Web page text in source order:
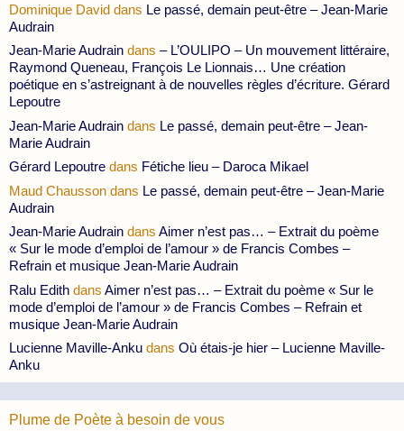
Dominique David dans Le passé, demain peut-être – Jean-Marie
Audrain
Jean-Marie Audrain dans – L’OULIPO – Un mouvement littéraire,
Raymond Queneau, François Le Lionnais… Une création
poétique en s’astreignant à de nouvelles règles d’écriture. Gérard
Lepoutre
Jean-Marie Audrain dans Le passé, demain peut-être – Jean-
Marie Audrain
Gérard Lepoutre dans Fétiche lieu – Daroca Mikael
Maud Chausson dans Le passé, demain peut-être – Jean-Marie
Audrain
Jean-Marie Audrain dans Aimer n’est pas… – Extrait du poème
« Sur le mode d’emploi de l’amour » de Francis Combes –
Refrain et musique Jean-Marie Audrain
Ralu Edith dans Aimer n’est pas… – Extrait du poème « Sur le
mode d’emploi de l’amour » de Francis Combes – Refrain et
musique Jean-Marie Audrain
Lucienne Maville-Anku dans Où étais-je hier – Lucienne Maville-
Anku
Plume de Poète à besoin de vous